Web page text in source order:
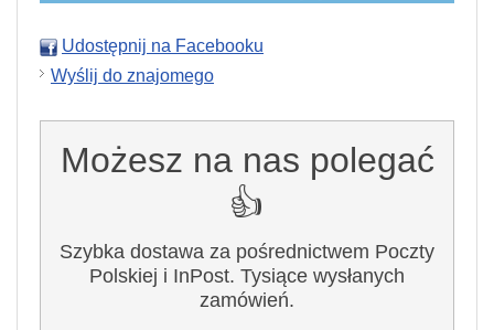
Udostępnij na Facebooku
Wyślij do znajomego
Możesz na nas polegać
👍
Szybka dostawa za pośrednictwem Poczty
Polskiej i InPost. Tysiące wysłanych
zamówień.